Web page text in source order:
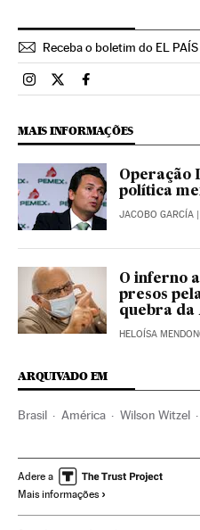
Receba o boletim do EL
Brasil El País Brasil en
Brasil El País Brasil en
Brasil El País
MAIS INFORMAÇÕES
Operação
política
JACOBO GARCÍA
O inferno
presos
quebra da
HELOÍSA
ARQUIVADO EM
Brasil América Wilson Witzel
Investigação policial
Polícia Federal
Adere a
Mais informações